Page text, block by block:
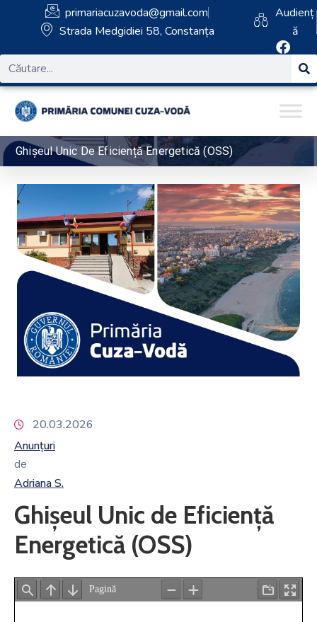
primariacuzavoda@gmail.com
Strada Medgidiei 58, Constanța
Audienț
ă
Ghișeul Unic De Eficiență Energetică (OSS)
20.03.2026
Anunțuri
de
Adriana S.
Ghișeul Unic de Eficiență
Energetică (OSS)